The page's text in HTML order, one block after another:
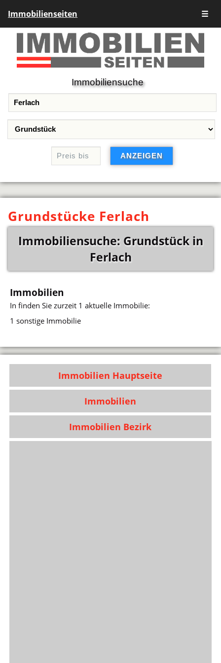
Immobilienseiten ☰
Immobiliensuche
Grundstücke Ferlach
Immobiliensuche: Grundstück in
Ferlach
Immobilien
Infinden Sie zurzeit 1 aktuelle Immobilie:
1 sonstige Immobilie
Immobilien Hauptseite
Immobilien
Immobilien Bezirk